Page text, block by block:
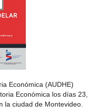
Económica (AUDHE)
Económica los días 23,
la ciudad de Montevideo.